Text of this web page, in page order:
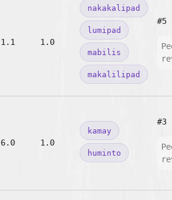
1.1 1.0
nakakalipad
lumipad
mabilis
makalilipad
#5
6.0 1.0
kamay
huminto
#3